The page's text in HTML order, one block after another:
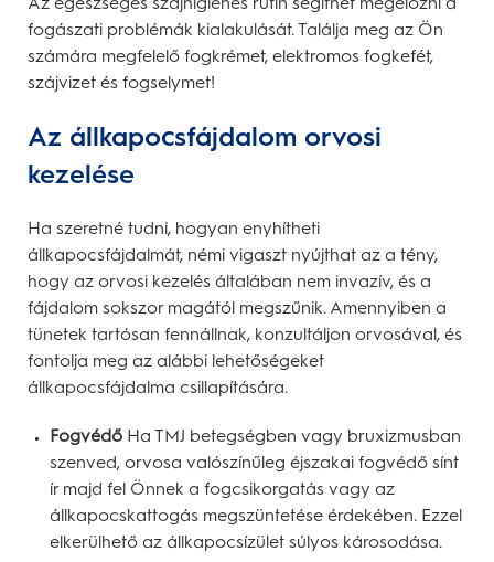
fogászati problémák kialakulását. Találja meg az Ön
számára megfelelő fogkrémet, elektromos fogkefét,
szájvizet és fogselymet!
Az állkapocsfájdalom orvosi
kezelése
Ha szeretné tudni, hogyan enyhítheti
állkapocsfájdalmát, némi vigaszt nyújthat az a tény,
hogy az orvosi kezelés általában nem invazív, és a
fájdalom sokszor magától megszűnik. Amennyiben a
tünetek tartósan fennállnak, konzultáljon orvosával, és
fontolja meg az alábbi lehetőségeket
állkapocsfájdalma csillapítására.
Fogvédő Ha TMJ betegségben vagy bruxizmusban
szenved, orvosa valószínűleg éjszakai fogvédő sínt
ír majd fel Önnek a fogcsikorgatás vagy az
állkapocskattogás megszüntetése érdekében. Ezzel
elkerülhető az állkapocsízület súlyos károsodása.